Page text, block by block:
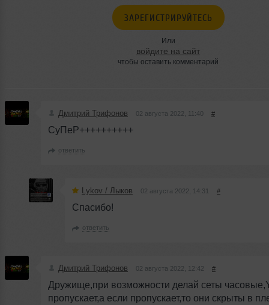
ЗАРЕГИСТРИРУЙТЕСЬ
Или
войдите на сайт
чтобы оставить комментарий
Дмитрий Трифонов 02 августа 2022, 11:40 #
СуПеР++++++++++
ответить
Lykov / Лыков 02 августа 2022, 14:31 #
Спасибо!
ответить
Дмитрий Трифонов 02 августа 2022, 12:42 #
Дружище,при возможности делай сеты
пропускает,а если пропускает,то они скрыты в